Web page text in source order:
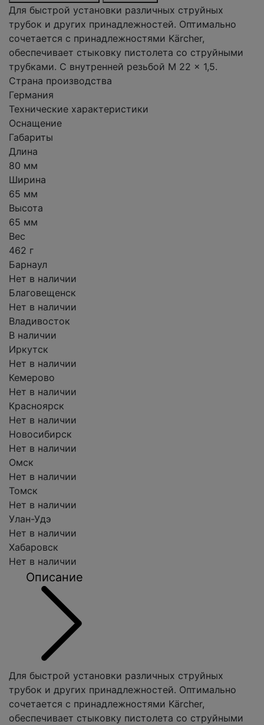
Для быстрой установки различных струйных
трубок и других принадлежностей. Оптимально
сочетается с принадлежностями Kärcher,
обеспечивает стыковку пистолета со струйными
трубками. С внутренней резьбой M 22 x 1,5.
Страна производства
Германия
Технические характеристики
Оснащение
Габариты
Длина
80 мм
Ширина
65 мм
Высота
65 мм
Вес
462 г
Барнаул
Нет в наличии
Благовещенск
Нет в наличии
Владивосток
В наличии
Иркутск
Нет в наличии
Кемерово
Нет в наличии
Красноярск
Нет в наличии
Новосибирск
Нет в наличии
Омск
Нет в наличии
Томск
Нет в наличии
Улан-Удэ
Нет в наличии
Хабаровск
Нет в наличии
Описание
Для быстрой установки различных струйных
трубок и других принадлежностей. Оптимально
сочетается с принадлежностями Kärcher,
обеспечивает стыковку пистолета со струйными